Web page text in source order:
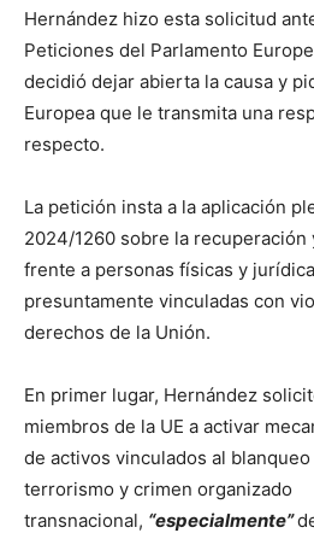
Hernández hizo esta solicitud
Peticiones del Parlamento
decidió dejar abierta la causa y
Europea que le transmita una
respecto.
La petición insta a la aplicación
2024/1260 sobre la recuperación
frente a personas físicas y
presuntamente vinculadas con
derechos de la Unión.
En primer lugar, Hernández
miembros de la UE a activar
de activos vinculados al
terrorismo y crimen organizado
transnacional, “especialmente”